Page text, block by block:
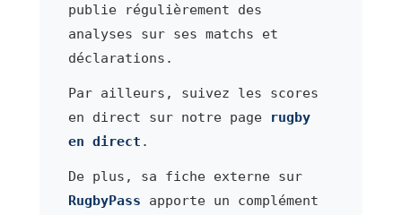
publie régulièrement des
analyses sur ses matchs et
déclarations.
Par ailleurs, suivez les scores
en direct sur notre page
rugby
en direct .
De plus, sa fiche externe sur
RugbyPass apporte un complément